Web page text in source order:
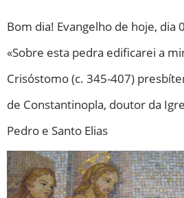
Bom dia! Evangelho de hoje, dia
«Sobre esta pedra edificarei a
Crisóstomo (c. 345-407)
de Constantinopla, doutor da
Pedro e Santo Elias